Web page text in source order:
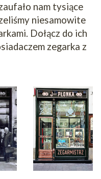
nam tysiące
niesamowite
Dołącz do ich
zegarka z